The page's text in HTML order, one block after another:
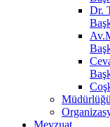
Dr.
Mevzuat